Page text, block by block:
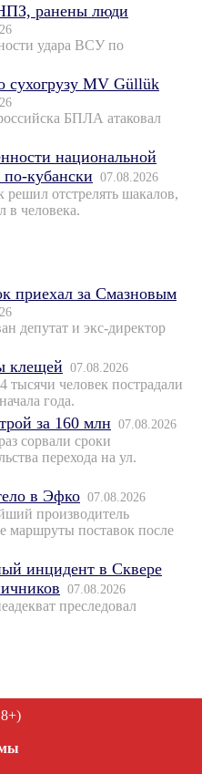
ранены люди
удара ВСУ по
сухогрузу MV Güllük
БПЛА атаковал
национальной
кубански 07.08.2026
решил отстрелять шакалов,
в человека.
приехал за Смазновым
депутат и экс-директор
клещей 07.08.2026
тысячи человек пострадали
года.
за 160 млн 07.08.2026
сорвали сроки
перехода на ул.
в Эфко 07.08.2026
производитель
маршруты поставок после
инцидент в Сквере
07.08.2026
преследовал